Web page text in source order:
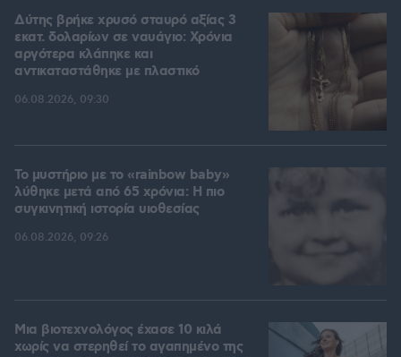
Δύτης βρήκε χρυσό σταυρό αξίας 3
εκατ. δολαρίων σε ναυάγιο: Χρόνια
αργότερα κλάπηκε και
αντικαταστάθηκε με πλαστικό
06.08.2026, 09:30
Το μυστήριο με το «rainbow baby»
λύθηκε μετά από 65 χρόνια: Η πιο
συγκινητική ιστορία υιοθεσίας
06.08.2026, 09:26
Μια βιοτεχνολόγος έχασε 10 κιλά
χωρίς να στερηθεί το αγαπημένο της